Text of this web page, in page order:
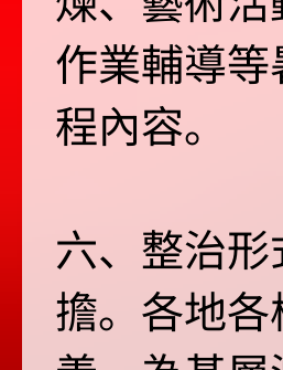
作業輔導
程內容。
六、整治
擔。各地